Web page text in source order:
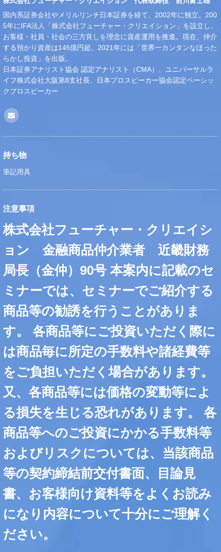
国内系証券会社やメリルリンチ日本証券を経て、2002年に独立。200
5年にIFA法人「株式会社フューチャー・クリエイション」を設立し、
お客様・社員・社会の三方良しを理念に資産運用を推進。現在、仲介
する預かり資産は145億円超。2021年には「世界一カンタンなほった
らかし投資」を出版。
日本証券アナリスト協会 認定アナリスト（CMA）、ユニバーサルラ
イフ株式会社大阪第8支社長、日本プロスピーカー協会認定ベーシッ
クプロスピーカー
持ち物
筆記用具
注意事項
株式会社フューチャー・クリエイシ
ョン 金融商品仲介業者 近畿財務
局長（金仲）90号 本案内に記載のセ
ミナーでは、セミナーでご紹介する
商品等の勧誘を行うことがありま
す。 各商品等にご投資いただく際に
は商品毎に所定の手数料や諸経費等
をご負担いただく場合があります。
又、各商品等には価格の変動等によ
る損失を生じる恐れがあります。 各
商品等へのご投資にかかる手数料等
およびリスクについては、当該商品
等の契約締結前交付書面、目論見
書、お客様向け資料等をよくお読み
になり内容について十分にご理解く
ださい。